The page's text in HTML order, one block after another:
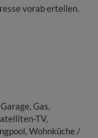
vorab erteilen.
Garage Gas
TV
Wohnküche /